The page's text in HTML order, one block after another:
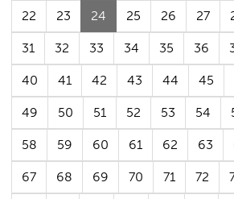
22 23 24 (Aktuell
sida)
25 26 27
31 32 33 34 35 36
40 41 42 43 44 45
49 50 51 52 53 54
58 59 60 61 62 63
67 68 69 70 71 72